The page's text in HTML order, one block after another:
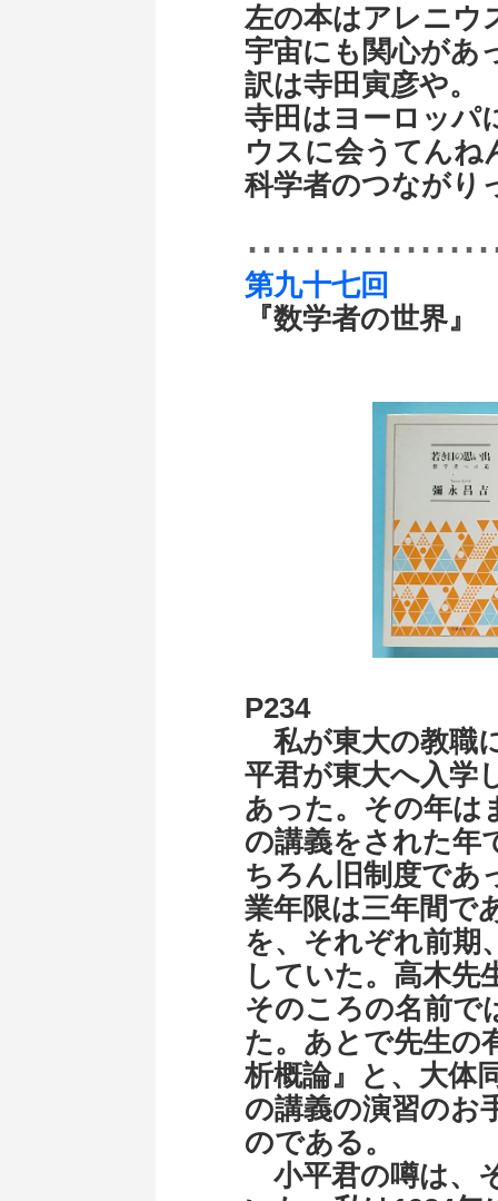
左の本はアレニウ
宇宙にも関心があ
訳は寺田寅彦や。
寺田はヨーロッパ
ウスに会うてんね
科学者のつながり
････････････････
第九十七回
『数学者の
P234
私が東大の教職
平君が東大へ入学
あった。その年は
の講義をされた年
ちろん旧制度であ
業年限は三年間で
を、それぞれ前期
していた。高木先
そのころの名前で
た。あとで先生の
析概論』と、大体
の講義の演習のお
のである。
小平君の噂は、